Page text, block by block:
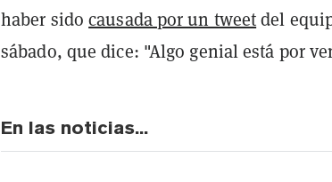
haber sidocausada por un tweetdel
sábado, que dice: "Algo genial está por
En las noticias...